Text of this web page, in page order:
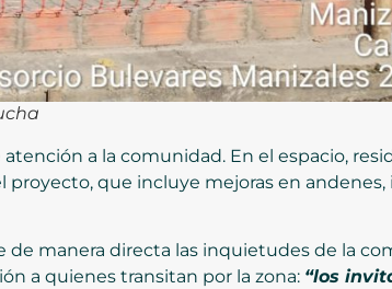
a la comunidad. En el espacio,
que incluye mejoras en
de manera directa las inquietudes de la
a quienes transitan por la zona: “los